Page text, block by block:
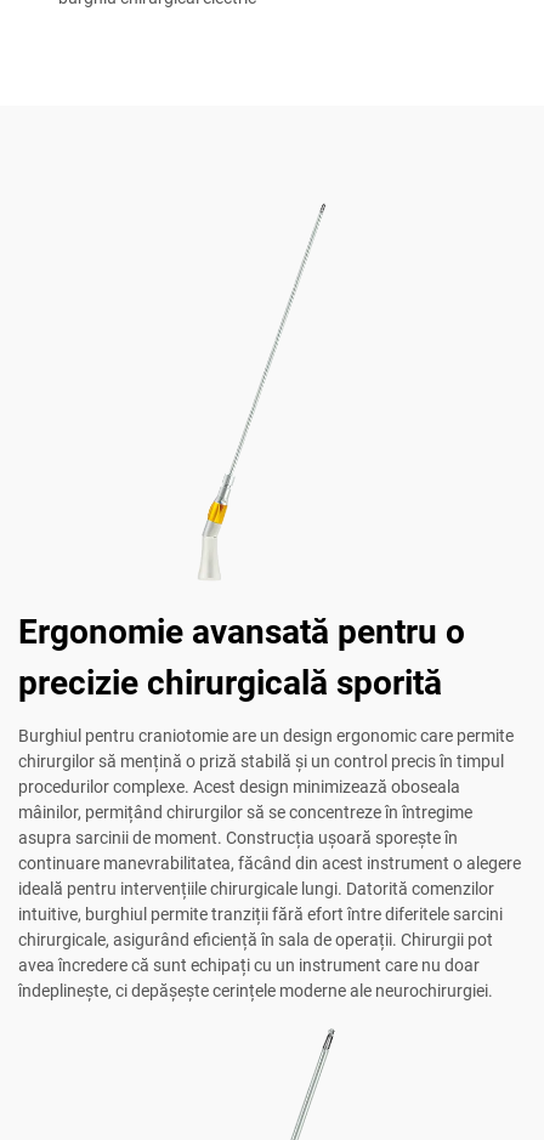
Ergonomie avansată pentru o
precizie chirurgicală sporită
Burghiul pentru craniotomie are un design ergonomic care permite
chirurgilor să mențină o priză stabilă și un control precis în timpul
procedurilor complexe. Acest design minimizează oboseala
mâinilor, permițând chirurgilor să se concentreze în întregime
asupra sarcinii de moment. Construcția ușoară sporește în
continuare manevrabilitatea, făcând din acest instrument o alegere
ideală pentru intervențiile chirurgicale lungi. Datorită comenzilor
intuitive, burghiul permite tranziții fără efort între diferitele sarcini
chirurgicale, asigurând eficiență în sala de operații. Chirurgii pot
avea încredere că sunt echipați cu un instrument care nu doar
îndeplinește, ci depășește cerințele moderne ale neurochirurgiei.